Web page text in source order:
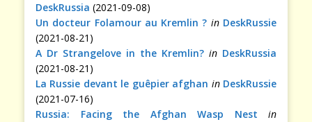
DeskRussia (2021-09-08)
Un docteur Folamour au Kremlin ? in DeskRussie
(2021-08-21)
A Dr Strangelove in the Kremlin? in DeskRussia
(2021-08-21)
La Russie devant le guêpier afghan in DeskRussie
(2021-07-16)
Russia: Facing the Afghan Wasp Nest
in